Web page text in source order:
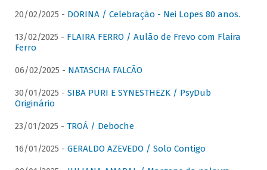
20/02/2025 - DORINA / Celebração - Nei Lopes 80 anos.
13/02/2025 - FLAIRA FERRO / Aulão de Frevo com Flaira
Ferro
06/02/2025 - NATASCHA FALCÃO
30/01/2025 - SIBA PURI E SYNESTHEZK / PsyDub
Originário
23/01/2025 - TROÁ / Deboche
16/01/2025 - GERALDO AZEVEDO / Solo Contigo